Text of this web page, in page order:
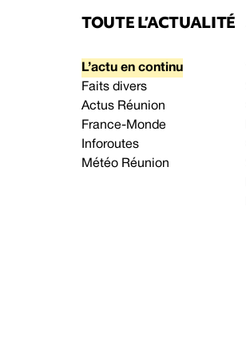
TOUTE L’ACTUALITÉ
L’actu en continu
Faits divers
Actus Réunion
France-Monde
Inforoutes
Météo Réunion